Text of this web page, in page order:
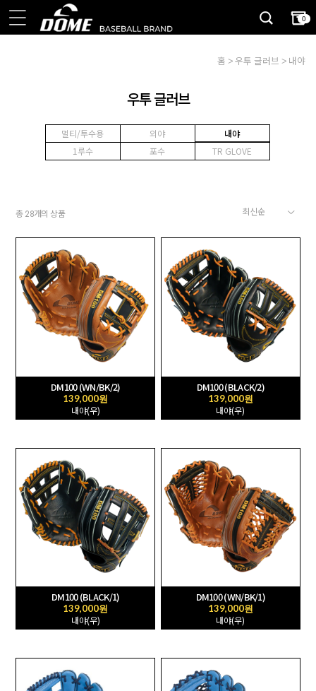
0
홈 우투 글러브 내야
우투 글러브
멀티/투수용 외야
내야
1루수
포수 TR GLOVE
총28개의 상품
DM100 (WN/BK/2)
139,000원
내야(우)
DM100 (BLACK/2)
139,000원
내야(우)
DM100 (BLACK/1)
139,000원
내야(우)
DM100 (WN/BK/1)
139,000원
내야(우)